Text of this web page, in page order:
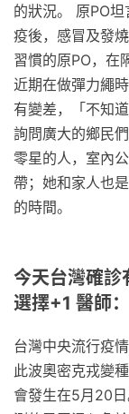
的狀況。 原PO
疫後，感冒及發
習慣的原PO，在
近期在做彈力繩
有變差，「不知
詢問廣大的鄉民
零星的人，室內
帶；她和家人也
的時間。
今天台灣確診
選擇+1 醫師
台灣中央流行疫
此波奧密克戎變
會發生在5月20